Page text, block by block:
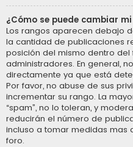
¿Cómo se puede cambiar
Los rangos aparecen debajo
la cantidad de publicaciones
posición del mismo dentro
administradores. En general,
directamente ya que está
Por favor, no abuse de sus
incrementar su rango. La
“spam”, no lo toleran, y
reducirán el número de
incluso a tomar medidas mas
foro.